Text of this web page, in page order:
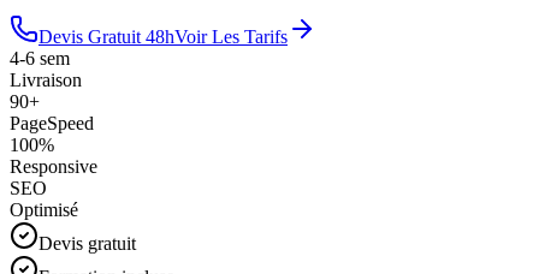
Devis Gratuit 48hVoir Les Tarifs
4-6 sem
Livraison
90+
PageSpeed
100%
Responsive
SEO
Optimisé
Devis gratuit